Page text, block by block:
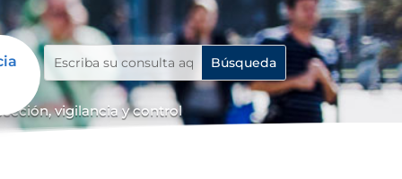
vigilancia y control